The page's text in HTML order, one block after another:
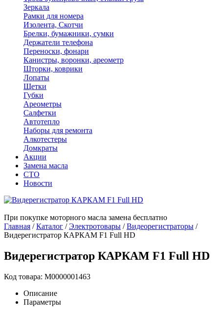
Зеркала
Рамки для номера
Изолента, Скотчи
Брелки, бумажники, сумки
Держатели телефона
Переноски, фонари
Канистры, воронки, ареометр
Шторки, коврики
Лопаты
Щетки
Губки
Ареометры
Салфетки
Автотепло
Наборы для ремонта
Алкотестеры
Домкраты
Акции
Замена масла
СТО
Новости
При покупке моторного масла замена бесплатно
Главная /Каталог /Электротовары /Видеорегистраторы /
Видерегистратор КАРКАМ F1 Full HD
Видерегистратор КАРКАМ F1 Full HD
Код товара: М0000001463
Описание
Параметры